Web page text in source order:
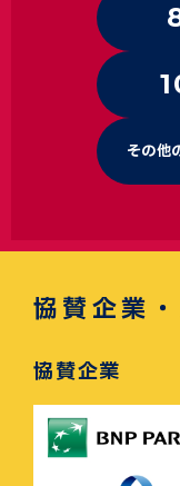
その他
協賛企業
協賛企業